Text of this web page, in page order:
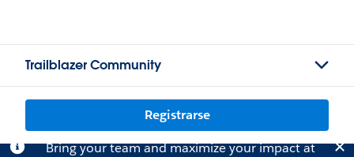
Trailblazer Community
Registrarse
Bring your team and maximize your impact at